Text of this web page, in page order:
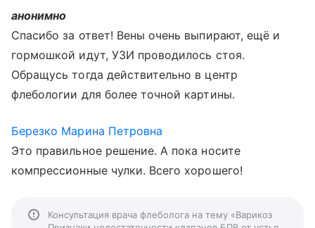
анонимно
Спасибо за ответ! Вены очень выпирают, ещё и
гормошкой идут, УЗИ проводилось стоя.
Обращусь тогда действительно в центр
флебологии для более точной картины.
Березко Марина Петровна
Это правильное решение. А пока носите
компрессионные чулки. Всего хорошего!
Консультация врача флеболога на тему «Варикоз